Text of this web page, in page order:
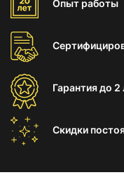
Опыт работы
Гарантиядо 2
Скидки